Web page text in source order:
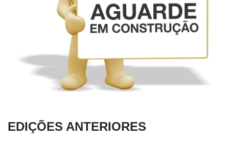
EDIÇÕES ANTERIORES